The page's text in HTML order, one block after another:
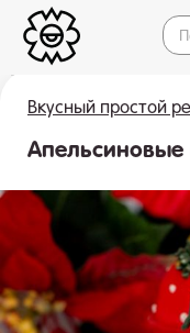
Вкусный простой
Апельсиновые